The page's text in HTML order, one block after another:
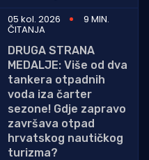
05 kol. 2026
9 MIN.
ČITANJA
DRUGA STRANA
MEDALJE: Više od dva
tankera otpadnih
voda iza čarter
sezone! Gdje zapravo
završava otpad
hrvatskog nautičkog
turizma?